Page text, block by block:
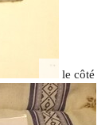
le côté